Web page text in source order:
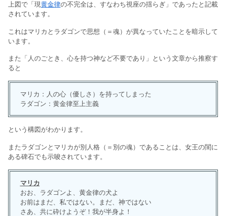
上図で「現黄金律の不完全は、すなわち視座の揺らぎ」であったと記載
されています。
これはマリカとラダゴンで思想（＝魂）が異なっていたことを暗示して
います。
また「人のごとき、心を持つ神など不要であり」という文章から推察す
ると
マリカ：人の心（優しさ）を持ってしまった
ラダゴン：黄金律至上主義
という構図がわかります。
またラダゴンとマリカが別人格（＝別の魂）であることは、女王の閨に
ある碑石でも示唆されています。
マリカ
おお、ラダゴンよ、黄金律の犬よ
お前はまだ、私ではない。まだ、神ではない
さあ、共に砕けようぞ！我が半身よ！